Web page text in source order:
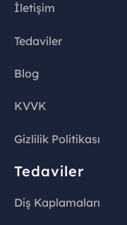
İletişim
Tedaviler
Blog
KVVK
Gizlilik Politikası
Tedaviler
Diş Kaplamaları